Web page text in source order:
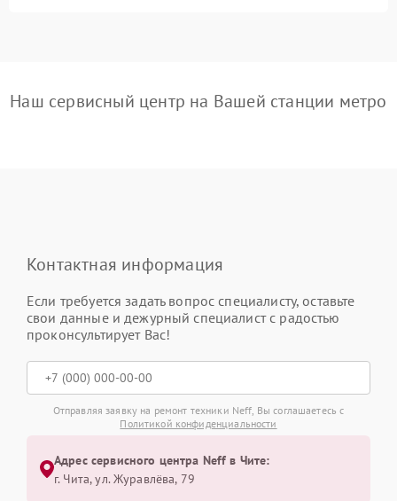
Наш сервисный центр на Вашей станции метро
Контактная информация
Если требуется задать вопрос специалисту, оставьте
свои данные и дежурный специалист с радостью
проконсультирует Вас!
Отправляя заявку на ремонт техники Neff, Вы соглашаетесь с
Политикой конфиденциальности
Адрес сервисного центра Neff в Чите:
г. Чита, ул. Журавлёва, 79